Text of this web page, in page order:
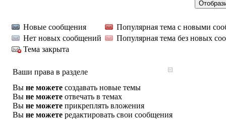
Новые сообщения
Популярная тема с новыми
Нет новых сообщений
Популярная тема без новых
Тема закрыта
Ваши права в разделе
Вы не можете создавать новые темы
Вы не можете отвечать в темах
Вы не можете прикреплять вложения
Вы не можете редактировать свои сообщения